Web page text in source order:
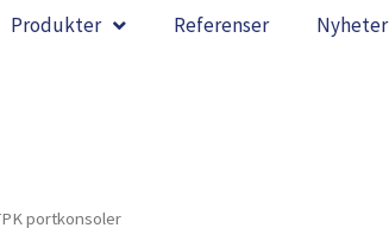
Produkter Referenser Nyheter
portkonsoler